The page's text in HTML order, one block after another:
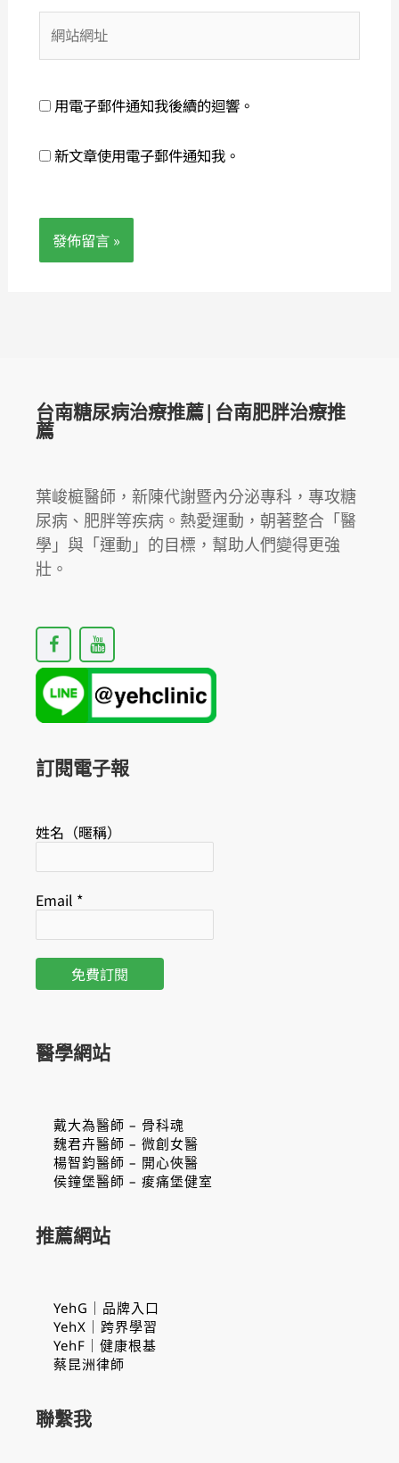
件
地
址
站
址
用電子郵件通知我後續的迴響。
新文章使用電子郵件通知我。
台南糖尿病治療推薦|台南肥胖治療推
薦
葉峻榳醫師，新陳代謝暨內分泌專科，專攻糖
尿病、肥胖等疾病。熱愛運動，朝著整合「醫
學」與「運動」的目標，幫助人們變得更強
壯。
F
a
c
e
b
o
k
Y
o
u
t
u
b
訂閱電子報
姓名（暱稱）
Email *
醫學網站
戴大為醫師 – 骨科魂
魏君卉醫師 – 微創女醫
楊智鈞醫師 – 開心俠醫
侯鐘堡醫師 – 痠痛堡健室
推薦網站
YehG｜品牌入口
YehX｜跨界學習
YehF｜健康根基
蔡昆洲律師
聯繫我